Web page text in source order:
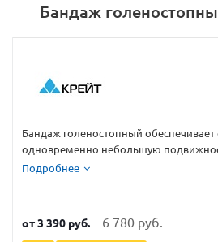
Бандаж
Бандаж голеностопный обеспечивает
одновременно небольшую
травмировании
Подробнее
от3 390 руб. 6 780 руб.